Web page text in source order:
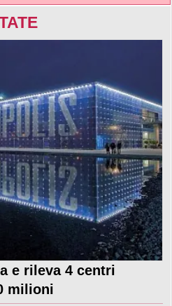
e rileva 4 centri
milioni